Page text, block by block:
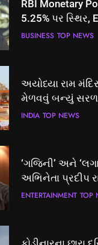
અયોધ્યા રામ
મેળવવું બન્યું
તત્કાલ સુવિધા,
INDIA TOP NEWS
‘ગજિની’ અને
અભિનેતા પ્રદીપ
વર્ષની વયે નિધન,
ENTERTAINMENT
કોડીનારના છારા
કિશોરો ડૂબ્યા,
લાપતા
GUJARAT TOP NEWS
RBI Monetary
5.25% પર સ્થિર,
BUSINESS TOP NEWS
અયોધ્યા રામ
મેળવવું બન્યું
તત્કાલ સુવિધા,
INDIA TOP NEWS
‘ગજિની’ અને
અભિનેતા પ્રદીપ
વર્ષની વયે નિધન,
ENTERTAINMENT TOP